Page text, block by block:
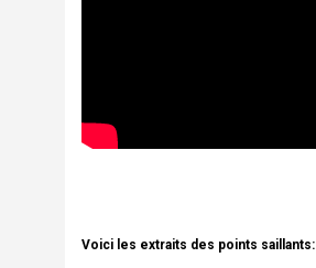
Voici les extraits des points saillants: